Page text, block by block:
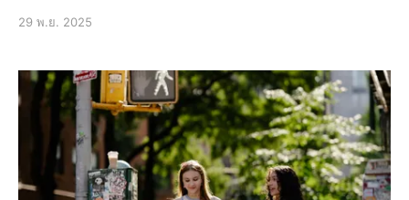
การเปลี่ยนแปลงอย่างต่อเนื่อง โดยมีปัจจัยหลายประการที่ส่ง
ผลกระทบต่อตลาดหุ้น เช่
29 พ.ย. 2025